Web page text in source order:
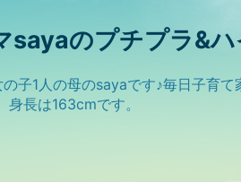
sayaのプチプラ&
子1人の母のsayaです♪毎日子育
身長は163cmです。